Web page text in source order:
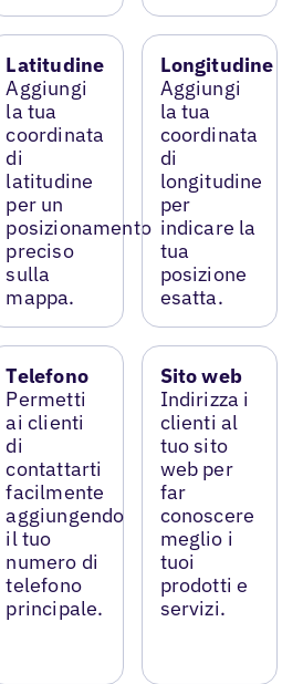
Latitudine
Aggiungi
la tua
coordinata
di
latitudine
per un
posizionamento
preciso
sulla
mappa.
Longitudine
Aggiungi
la tua
coordinata
di
longitudine
per
indicare la
tua
posizione
esatta.
Telefono
Permetti
ai clienti
di
contattarti
facilmente
aggiungendo
il tuo
numero di
telefono
principale.
Sito web
Indirizza i
clienti al
tuo sito
web per
far
conoscere
meglio i
tuoi
prodotti e
servizi.